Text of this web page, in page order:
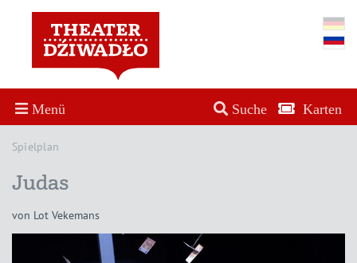
Menü Suche Karten
Spielplan
Judas
von Lot Vekemans